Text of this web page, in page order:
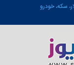
سکه، خودرو